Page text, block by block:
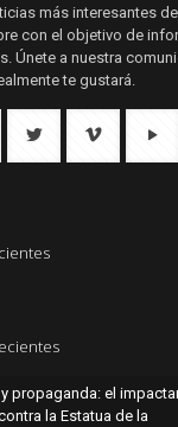
más interesantes
con el objetivo de
Únete a nuestra
te gustará.
propaganda: el
la Estatua de la